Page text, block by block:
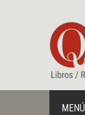
contenido
MENÚ